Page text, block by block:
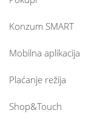
Konzum SMART
Mobilna aplikacija
Plaćanje režija
Shop&Touch